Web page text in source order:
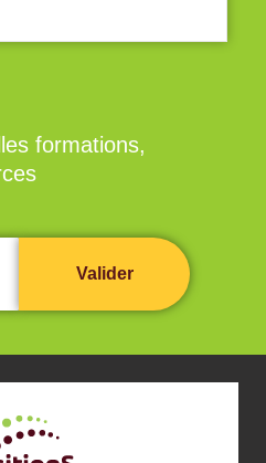
formations,